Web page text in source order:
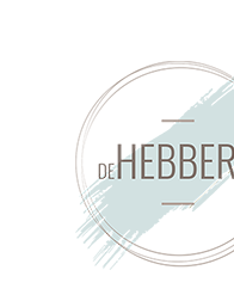
door
naar
navigatie
direct
naar
inhoud